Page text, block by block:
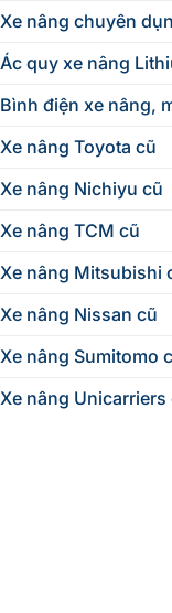
Xe nâng chuyên
Ác quy xe nâng
Bình điện xe nâng,
Xe nâng Toyota cũ
Xe nâng Nichiyu cũ
Xe nâng TCM cũ
Xe nâng Mitsubishi
Xe nâng Nissan cũ
Xe nâng Sumitomo
Xe nâng Unicarriers